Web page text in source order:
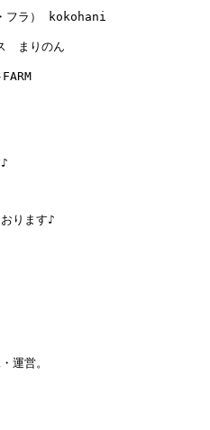
フラ） kokohani
　まりのん
運営。